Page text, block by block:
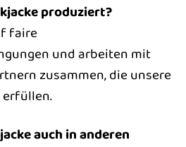
produziert?
faire
und arbeiten mit
zusammen, die unsere
auch in anderen